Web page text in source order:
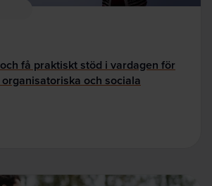
få praktiskt stöd i vardagen för
och sociala